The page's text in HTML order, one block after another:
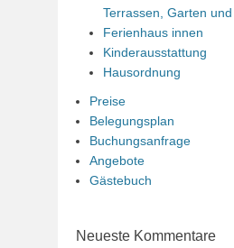
Terrassen, Garten
Ferienhaus innen
Kinderausstattung
Hausordnung
Preise
Belegungsplan
Buchungsanfrage
Angebote
Gästebuch
Neueste Kommentare